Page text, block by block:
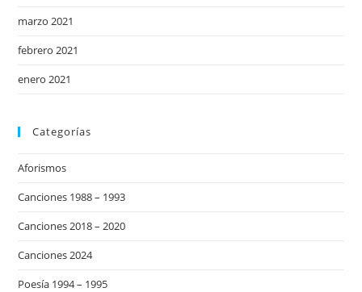
marzo 2021
febrero 2021
enero 2021
Categorías
Aforismos
Canciones 1988 – 1993
Canciones 2018 – 2020
Canciones 2024
Poesía 1994 – 1995